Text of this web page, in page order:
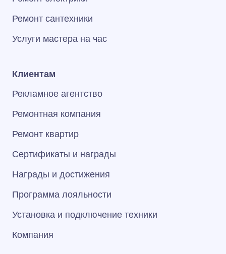
Ремонт сантехники
Услуги мастера на час
Клиентам
Рекламное агентство
Ремонтная компания
Ремонт квартир
Сертификаты и награды
Награды и достижения
Программа лояльности
Установка и подключение техники
Компания